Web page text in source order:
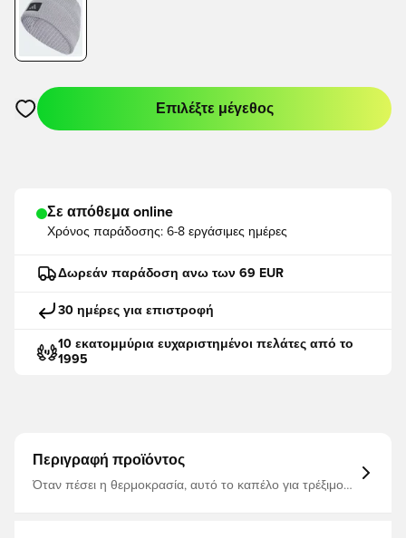
Ανοίγει ένα Modal για να συνδεθείτε ή να εγγραφείτε ως
Επιλέξτε μέγεθος
Σε απόθεμα online
Χρόνος παράδοσης: 6-8 εργάσιμες ημέρες
Δωρεάν παράδοση ανω των 69 EUR
30 ημέρες για επιστροφή
10 εκατομμύρια ευχαριστημένοι πελάτες από το
1995
Περιγραφή προϊόντος
Όταν πέσει η θερμοκρασία, αυτό το καπέλο για τρέξιμο